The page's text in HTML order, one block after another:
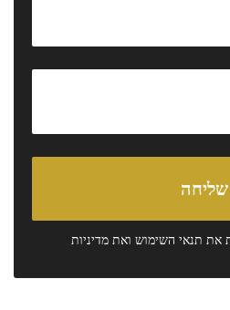
את תנאי השימוש ואת מדיניות